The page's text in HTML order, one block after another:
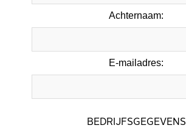
Achternaam:
E-mailadres:
BEDRIJFSGEGEVENS